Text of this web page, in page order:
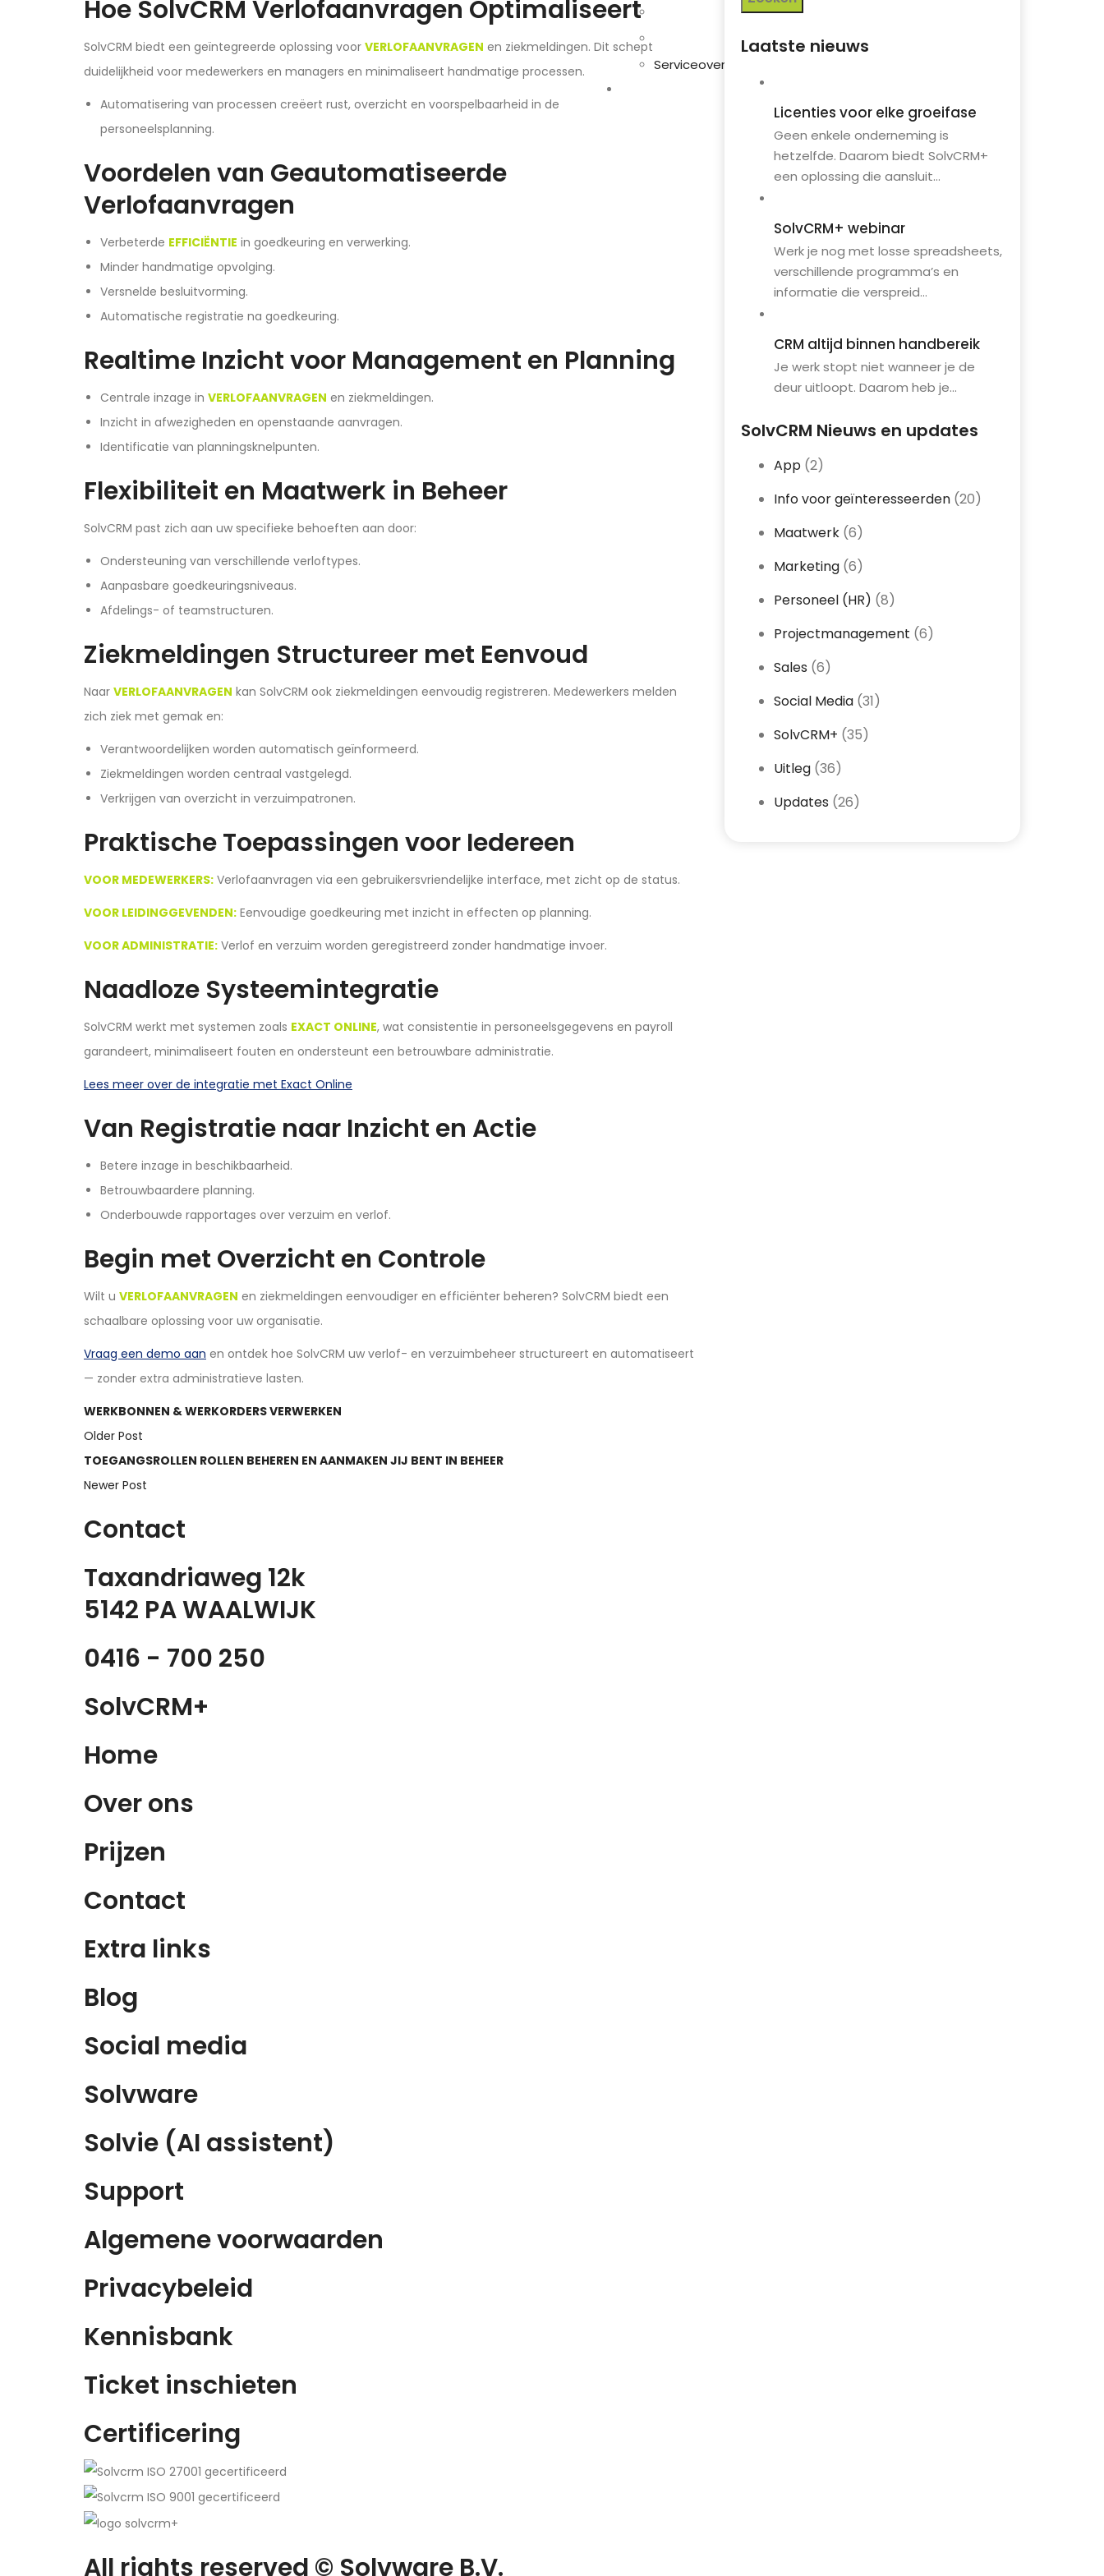
FAQ
Kennisbank
Serviceovereenkomsten
Contact
Hoe SolvCRM Verlofaanvragen Optimaliseert
SolvCRM biedt een geïntegreerde oplossing voor VERLOFAANVRAGEN en ziekmeldingen. Dit schept
duidelijkheid voor medewerkers en managers en minimaliseert handmatige processen.
Automatisering van processen creëert rust, overzicht en voorspelbaarheid in de
personeelsplanning.
Voordelen van Geautomatiseerde
Verlofaanvragen
Verbeterde EFFICIËNTIE in goedkeuring en verwerking.
Minder handmatige opvolging.
Versnelde besluitvorming.
Automatische registratie na goedkeuring.
Realtime Inzicht voor Management en Planning
Centrale inzage in VERLOFAANVRAGEN en ziekmeldingen.
Inzicht in afwezigheden en openstaande aanvragen.
Identificatie van planningsknelpunten.
Flexibiliteit en Maatwerk in Beheer
SolvCRM past zich aan uw specifieke behoeften aan door:
Ondersteuning van verschillende verloftypes.
Aanpasbare goedkeuringsniveaus.
Afdelings- of teamstructuren.
Ziekmeldingen Structureer met Eenvoud
Naar VERLOFAANVRAGEN kan SolvCRM ook ziekmeldingen eenvoudig registreren. Medewerkers melden
zich ziek met gemak en:
Verantwoordelijken worden automatisch geïnformeerd.
Ziekmeldingen worden centraal vastgelegd.
Verkrijgen van overzicht in verzuimpatronen.
Praktische Toepassingen voor Iedereen
VOOR MEDEWERKERS: Verlofaanvragen via een gebruikersvriendelijke interface, met zicht op de status.
VOOR LEIDINGGEVENDEN: Eenvoudige goedkeuring met inzicht in effecten op planning.
VOOR ADMINISTRATIE: Verlof en verzuim worden geregistreerd zonder handmatige invoer.
Naadloze Systeemintegratie
SolvCRM werkt met systemen zoals EXACT ONLINE, wat consistentie in personeelsgegevens en payroll
garandeert, minimaliseert fouten en ondersteunt een betrouwbare administratie.
Lees meer over de integratie met Exact Online
Van Registratie naar Inzicht en Actie
Betere inzage in beschikbaarheid.
Betrouwbaardere planning.
Onderbouwde rapportages over verzuim en verlof.
Begin met Overzicht en Controle
Wilt u VERLOFAANVRAGEN en ziekmeldingen eenvoudiger en efficiënter beheren? SolvCRM biedt een
schaalbare oplossing voor uw organisatie.
Vraag een demo aan en ontdek hoe SolvCRM uw verlof- en verzuimbeheer structureert en automatiseert
— zonder extra administratieve lasten.
WERKBONNEN & WERKORDERS VERWERKEN
Older Post
TOEGANGSROLLEN ROLLEN BEHEREN EN AANMAKEN JIJ BENT IN BEHEER
Newer Post
Laatste nieuws
Licenties voor elke groeifase
Geen enkele onderneming is
hetzelfde. Daarom biedt SolvCRM+
een oplossing die aansluit...
SolvCRM+ webinar
Werk je nog met losse spreadsheets,
verschillende programma’s en
informatie die verspreid...
CRM altijd binnen handbereik
Je werk stopt niet wanneer je de
deur uitloopt. Daarom heb je...
SolvCRM Nieuws en updates
App (2)
Info voor geïnteresseerden (20)
Maatwerk (6)
Marketing (6)
Personeel (HR) (8)
Projectmanagement (6)
Sales (6)
Social Media (31)
SolvCRM+ (35)
Uitleg (36)
Updates (26)
Contact
Taxandriaweg 12k
5142 PA WAALWIJK
0416 - 700 250
SolvCRM+
Home
Over ons
Prijzen
Contact
Extra links
Blog
Social media
Solvware
Solvie (AI assistent)
Support
Algemene voorwaarden
Privacybeleid
Kennisbank
Ticket inschieten
Certificering
All rights reserved © Solvware B.V.